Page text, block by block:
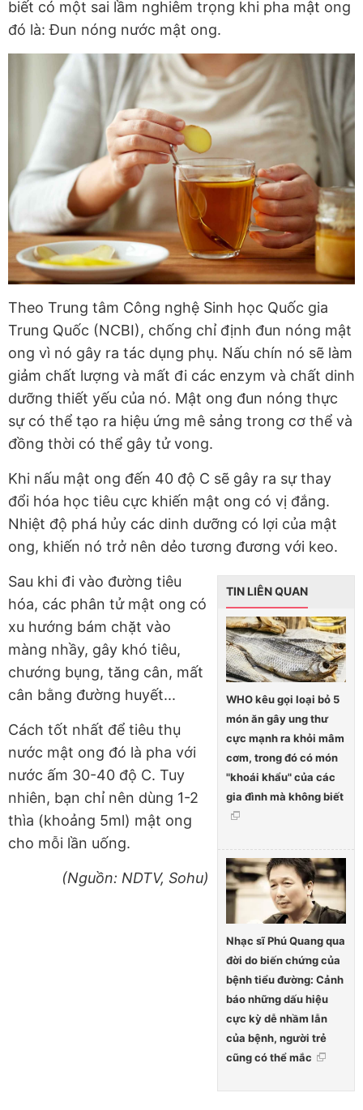
biết có một sai lầm nghiêm trọng khi pha mật ong
đó là: Đun nóng nước mật ong.
Theo Trung tâm Công nghệ Sinh học Quốc gia
Trung Quốc (NCBI), chống chỉ định đun nóng mật
ong vì nó gây ra tác dụng phụ. Nấu chín nó sẽ làm
giảm chất lượng và mất đi các enzym và chất dinh
dưỡng thiết yếu của nó. Mật ong đun nóng thực
sự có thể tạo ra hiệu ứng mê sảng trong cơ thể và
đồng thời có thể gây tử vong.
Khi nấu mật ong đến 40 độ C sẽ gây ra sự thay
đổi hóa học tiêu cực khiến mật ong có vị đắng.
Nhiệt độ phá hủy các dinh dưỡng có lợi của mật
ong, khiến nó trở nên dẻo tương đương với keo.
TIN LIÊN QUAN
WHO kêu gọi loại bỏ 5
món ăn gây ung thư
cực mạnh ra khỏi mâm
cơm, trong đó có món
"khoái khẩu" của các
gia đình mà không biết
Nhạc sĩ Phú Quang qua
đời do biến chứng của
bệnh tiểu đường: Cảnh
báo những dấu hiệu
cực kỳ dễ nhầm lẫn
của bệnh, người trẻ
cũng có thể mắc
Sau khi đi vào đường tiêu
hóa, các phân tử mật ong có
xu hướng bám chặt vào
màng nhầy, gây khó tiêu,
chướng bụng, tăng cân, mất
cân bằng đường huyết...
Cách tốt nhất để tiêu thụ
nước mật ong đó là pha với
nước ấm 30-40 độ C. Tuy
nhiên, bạn chỉ nên dùng 1-2
thìa (khoảng 5ml) mật ong
cho mỗi lần uống.
(Nguồn: NDTV, Sohu)